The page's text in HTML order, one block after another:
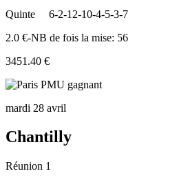
Quinte
6-2-12-10-4-5-3-7
2.0 €-NB de fois la mise: 56
3451.40 €
mardi 28 avril
Chantilly
Réunion 1